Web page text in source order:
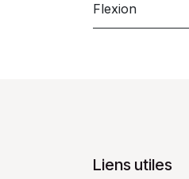
Flexion
Liens utiles